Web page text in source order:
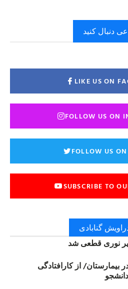
دنبال کنید
LIKE US ON
FOLLOW US ON
FOLLOW US
SUBSCRIBE TO
گنابادی
نوری قطعی شد
بیمارستان/ از کارافتادگی